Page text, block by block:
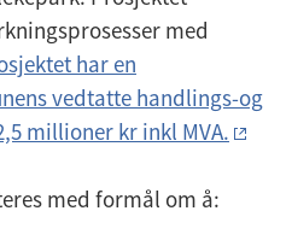
med
har en
vedtatte handlings-og
millioner kr inkl MVA.
med formål om å: